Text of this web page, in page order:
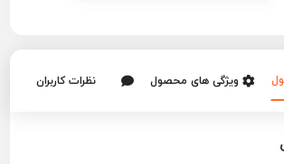
ویژگی های محصول نظرات کاربران